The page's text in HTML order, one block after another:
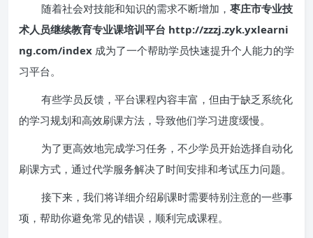
随着社会对技能和知识的需求不断增加， 枣庄市专业技
术人员继续教育专业课培训平台 http://zzzj.zyk.yxlearni
ng.com/index 成为了一个帮助学员快速提升个人能力的学
习平台。
有些学员反馈，平台课程内容丰富，但由于缺乏系统化
的学习规划和高效刷课方法，导致他们学习进度缓慢。
为了更高效地完成学习任务，不少学员开始选择自动化
刷课方式，通过代学服务解决了时间安排和考试压力问题。
接下来，我们将详细介绍刷课时需要特别注意的一些事
项，帮助你避免常见的错误，顺利完成课程。